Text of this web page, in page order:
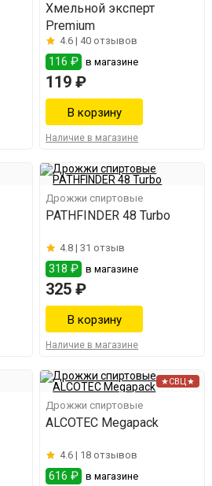
Хмельной эксперт
Premium
4.6 | 40 отзывов
116 ₽ в магазине
119 ₽
Наличие в магазине
Дрожжи спиртовые
PATHFINDER 48 Turbo
4.8 |31 отзыв
318 ₽ в магазине
325 ₽
Наличие в магазине
★СВЦ★
Дрожжи спиртовые
ALCOTEC Megapack
4.6 | 18 отзывов
616 ₽ в магазине